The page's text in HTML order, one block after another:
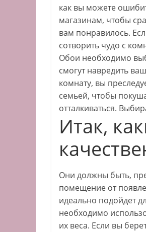
как вы можете
магазинам, чтобы
вам понравилось.
сотворить чудо с
Обои необходимо
смогут навредить
комнату, вы
семьей, чтобы
отталкиваться.
Итак,
Они должны быть,
помещение от
идеально подойдет
необходимо
их веса. Если вы